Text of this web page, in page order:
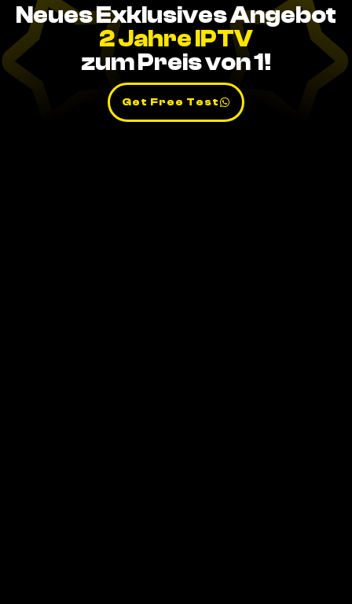
Neues Exklusives Angebot
2 Jahre IPTV
zum Preis von 1!
Get Free Test